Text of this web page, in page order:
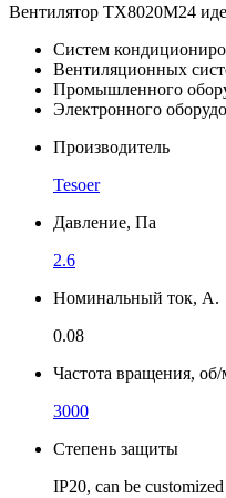
Вентилятор TX8020M24
Систем
Вентиляционных
Промышленного
Электронного
Производитель
Tesoer
Давление, Па
2.6
Номинальный ток, А.
0.08
Частота вращения,
3000
Степень защиты
IP20, can be